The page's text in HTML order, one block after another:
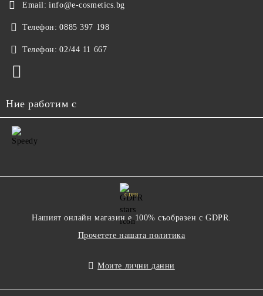
Email: info@e-cosmetics.bg
Телефон: 0885 397 198
Телефон: 02/44 11 667
Ние работим с
GDPR
Нашият онлайн магазин е 100% съобразен с GDPR.
Прочетете нашата политика
Моите лични данни